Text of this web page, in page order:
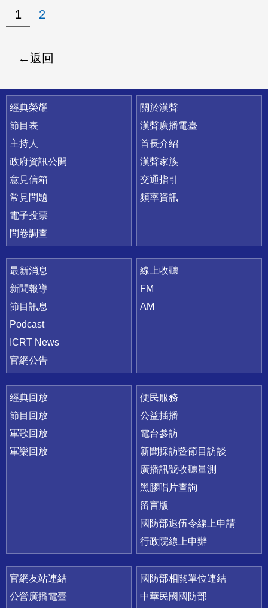
1 2
返回
快速連結
經典榮耀
節目表
主持人
政府資訊公開
意見信箱
常見問題
電子投票
問卷調查
關於漢聲
漢聲廣播電臺
首長介紹
漢聲家族
交通指引
頻率資訊
最新消息
新聞報導
節目訊息
Podcast
ICRT News
官網公告
線上收聽
FM
AM
經典回放
節目回放
軍歌回放
軍樂回放
便民服務
公益插播
電台參訪
新聞採訪暨節目訪談
廣播訊號收聽量測
黑膠唱片查詢
留言版
國防部退伍令線上申請
行政院線上申辦
官網友站連結
公營廣播電臺
國防部相關單位連結
中華民國國防部